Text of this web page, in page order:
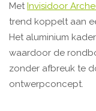
Met Invisidoor
trend koppelt aan
Het aluminium
waardoor de
zonder afbreuk te
ontwerpconcept.